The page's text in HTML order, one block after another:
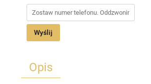
Wyślij
Opis